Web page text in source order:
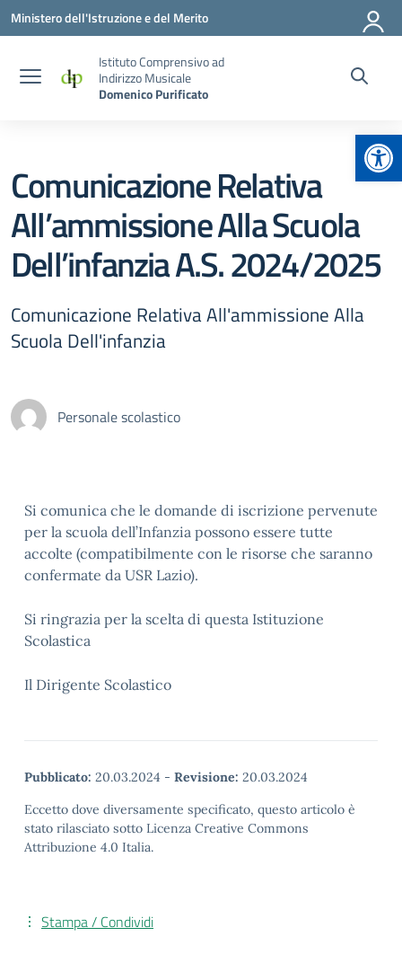
Vai ai contenuti
Vai al menu di navigazione
Vai al footer
Ministero dell'Istruzione e del Merito
Istituto Comprensivo ad
Indirizzo Musicale
Domenico Purificato
Comunicazione Relativa
All’ammissione Alla Scuola
Dell’infanzia A.S. 2024/2025
Comunicazione Relativa All'ammissione Alla
Scuola Dell'infanzia
Personale scolastico
Si comunica che le domande di iscrizione pervenute
per la scuola dell’Infanzia possono essere tutte
accolte (compatibilmente con le risorse che saranno
confermate da USR Lazio).
Si ringrazia per la scelta di questa Istituzione
Scolastica
Il Dirigente Scolastico
Pubblicato: 20.03.2024 - Revisione: 20.03.2024
Eccetto dove diversamente specificato, questo articolo è
stato rilasciato sotto Licenza Creative Commons
Attribuzione 4.0 Italia.
Stampa / Condividi